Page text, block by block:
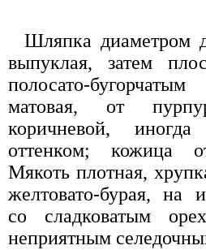
Шляпка диаметром
выпуклая, затем
полосато-
матовая, от
коричневой,
оттенком; кожица
Мякоть плотная,
желтовато-бурая, на
со сладковатым
неприятным